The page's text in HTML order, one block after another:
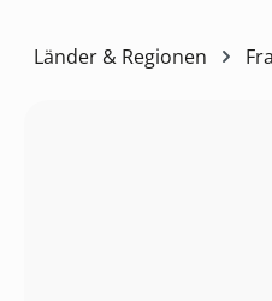
Länder & Regionen